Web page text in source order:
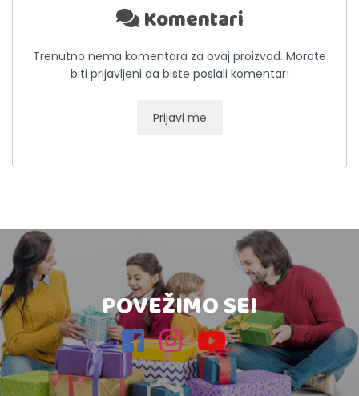
Komentari
Trenutno nema komentara za ovaj proizvod. Morate
biti prijavljeni da biste poslali komentar!
Prijavi me
POVEŽIMO SE!